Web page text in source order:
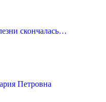
скончалась…
Петровна